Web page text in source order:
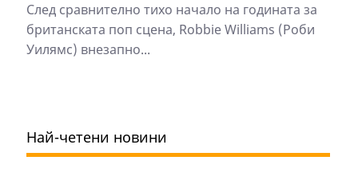
След сравнително тихо начало на годината за
британската поп сцена, Robbie Williams (Роби
Уилямс) внезапно...
Най-четени новини